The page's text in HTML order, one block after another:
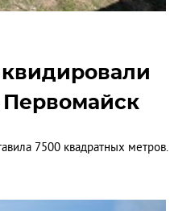
7500 квадратных метров.